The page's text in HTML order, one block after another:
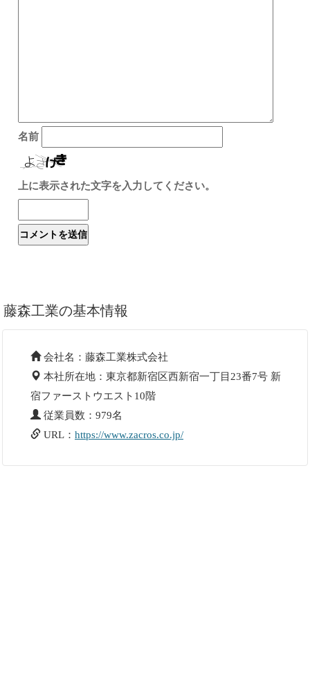
名前
上に表示された文字を入力してください。
藤森工業の基本情報
会社名：藤森工業株式会社
本社所在地：東京都新宿区西新宿一丁目23番7号 新
宿ファーストウエスト10階
従業員数：979名
URL： https://www.zacros.co.jp/